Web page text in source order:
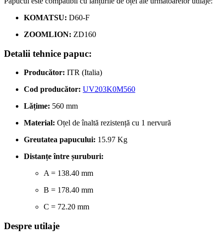
KOMATSU: D60-F
ZOOMLION: ZD160
Detalii tehnice papuc:
Producător: ITR (Italia)
Cod producător: UV203K0M560
Lățime: 560 mm
Material: Oțel de înaltă rezistență cu 1 nervură
Greutatea papucului: 15.97 Kg
Distanțe între șuruburi:
A = 138.40 mm
B = 178.40 mm
C = 72.20 mm
Despre utilaje